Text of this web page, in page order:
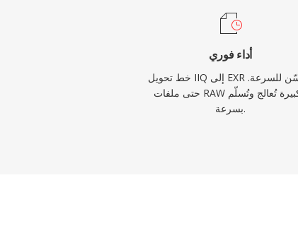
أداء فوري
خط تحويل IIQ إلى EXR مُحسّن للسرعة.
حتى ملفات RAW الكبيرة تُعالج وتُسلّم
بسرعة.